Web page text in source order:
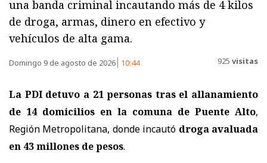
una banda criminal incautando más de 4 kilos
de droga, armas, dinero en efectivo y
vehículos de alta gama.
Domingo 9 de agosto de 2026 10:44 925 visitas
La PDI detuvo a 21 personas tras el allanamiento
de 14 domicilios en la comuna de Puente Alto,
Región Metropolitana, donde incautó droga avaluada
en 43 millones de pesos.